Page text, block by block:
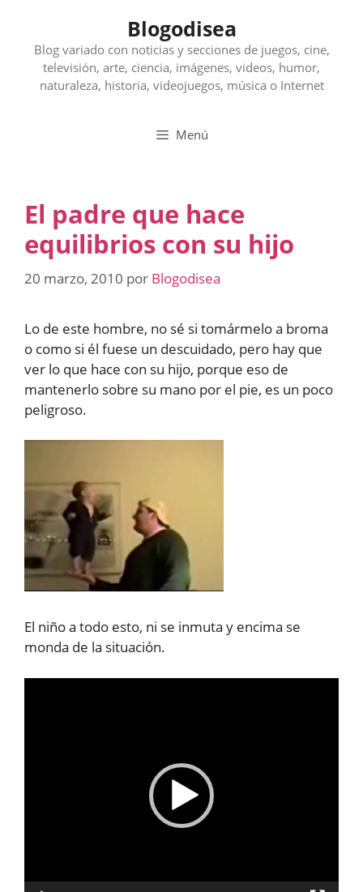
contenido
Blogodisea
Blog variado con noticias y secciones de juegos, cine,
televisión, arte, ciencia, imágenes, videos, humor,
naturaleza, historia, videojuegos, música o Internet
Menú
El padre que hace
equilibrios con su hijo
20 marzo, 2010 por Blogodisea
Lo de este hombre, no sé si tomármelo a broma
o como si él fuese un descuidado, pero hay que
ver lo que hace con su hijo, porque eso de
mantenerlo sobre su mano por el pie, es un poco
peligroso.
El niño a todo esto, ni se inmuta y encima se
monda de la situación.